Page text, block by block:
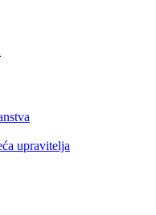
upravitelja